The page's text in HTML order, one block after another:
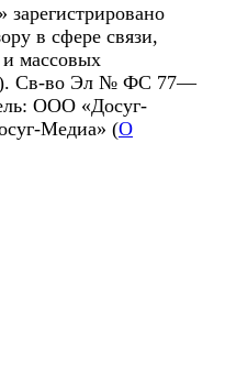
в сфере связи,
массовых
Св-во Эл № ФС 77—
ООО «Досуг-
Медиа» (О